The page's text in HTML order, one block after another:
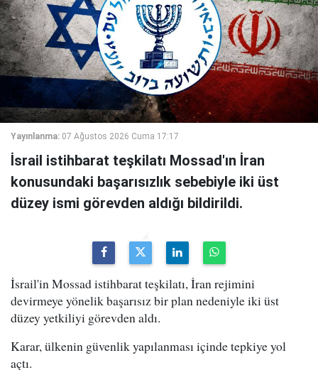
Yayınlanma: 07 Ağustos 2026 Cuma 17:17
İsrail istihbarat teşkilatı Mossad'ın İran
konusundaki başarısızlık sebebiyle iki üst
düzey ismi görevden aldığı bildirildi.
İsrail'in Mossad istihbarat teşkilatı, İran rejimini
devirmeye yönelik başarısız bir plan nedeniyle iki üst
düzey yetkiliyi görevden aldı.
Karar, ülkenin güvenlik yapılanması içinde tepkiye yol
açtı.